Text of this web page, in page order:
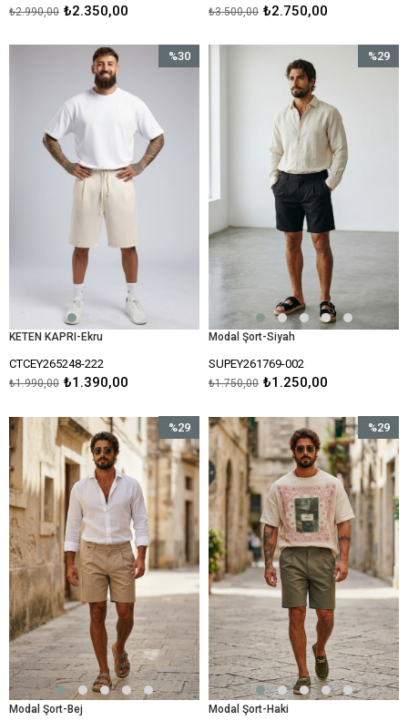
₺2.350,00
₺2.990,00 ₺2.750,00
₺3.500,00
KETEN KAPRI-Ekru
CTCEY265248-222
₺1.390,00
₺1.990,00
%30
Modal Şort-Siyah
SUPEY261769-002
₺1.250,00
₺1.750,00
%29
Modal Şort-Bej
%29
İndirim
%29İndirim
Modal Şort-Haki
%29
İndirim